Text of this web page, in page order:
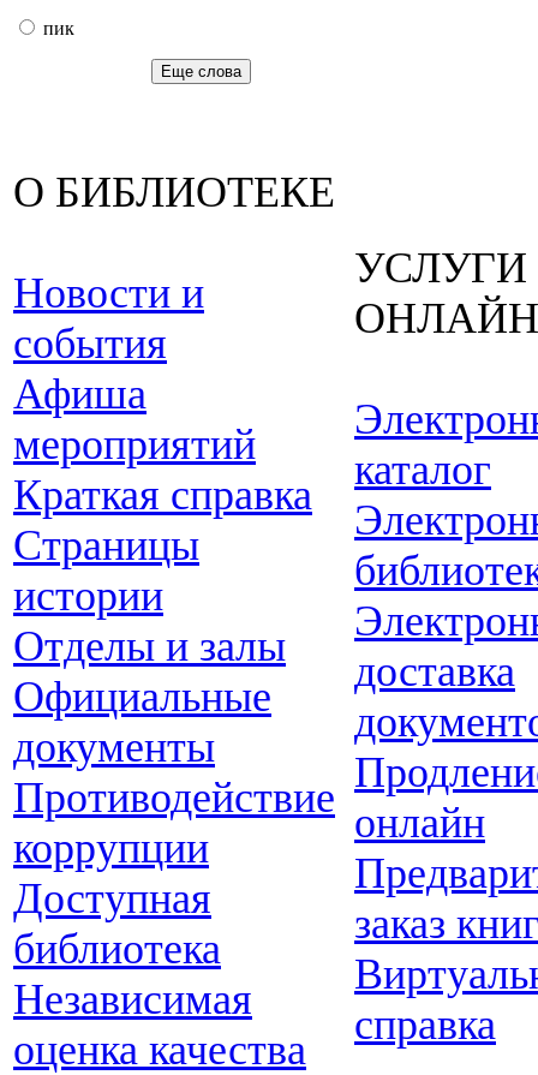
пик
Еще слова
О БИБЛИОТЕКЕ
Новости и
события
Афиша
мероприятий
Краткая справка
Страницы
истории
Отделы и залы
Официальные
документы
Противодействие
коррупции
Доступная
библиотека
Независимая
оценка качества
УСЛУГИ
ОНЛАЙН
каталог
доставка
онлайн
заказ
справка